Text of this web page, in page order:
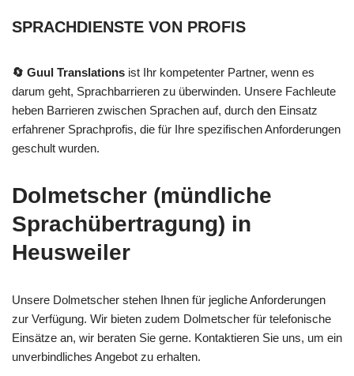
SPRACHDIENSTE VON PROFIS
🔄 Guul Translations ist Ihr kompetenter Partner, wenn es
darum geht, Sprachbarrieren zu überwinden. Unsere Fachleute
heben Barrieren zwischen Sprachen auf, durch den Einsatz
erfahrener Sprachprofis, die für Ihre spezifischen Anforderungen
geschult wurden.
Dolmetscher (mündliche
Sprachübertragung) in
Heusweiler
Unsere Dolmetscher stehen Ihnen für jegliche Anforderungen
zur Verfügung. Wir bieten zudem Dolmetscher für telefonische
Einsätze an, wir beraten Sie gerne. Kontaktieren Sie uns, um ein
unverbindliches Angebot zu erhalten.